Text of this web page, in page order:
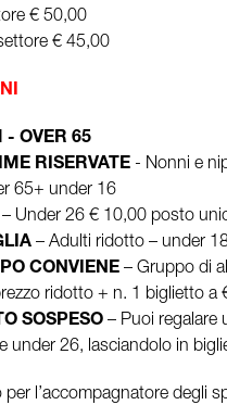
€ 50,00
€ 45,00
- OVER 65
RISERVATE - Nonni e
65+ under 16
– Under 26 € 10,00 posto
– Adulti ridotto – under
CONVIENE – Gruppo di
ridotto + n. 1 biglietto a
SOSPESO – Puoi regalare
under 26, lasciandolo in
per l’accompagnatore degli